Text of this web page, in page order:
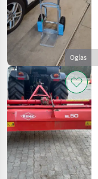
Oglas